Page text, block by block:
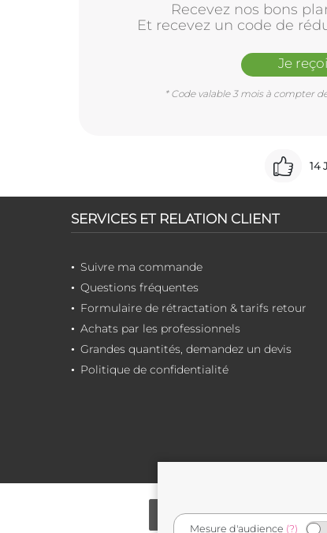
Recevez nos bons
Et recevez un code de
Je
* Code valable 3 mois à compter
14
SERVICES ET RELATION CLIENT
Suivre ma commande
Questions fréquentes
Formulaire de rétractation & tarifs retour
Achats par les professionnels
Grandes quantités, demandez un devis
Politique de confidentialité
Mesure d'audience (?)